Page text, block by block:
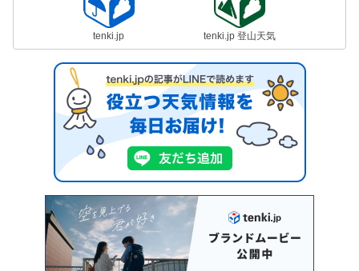
tenki.jp tenki.jp 登山天気